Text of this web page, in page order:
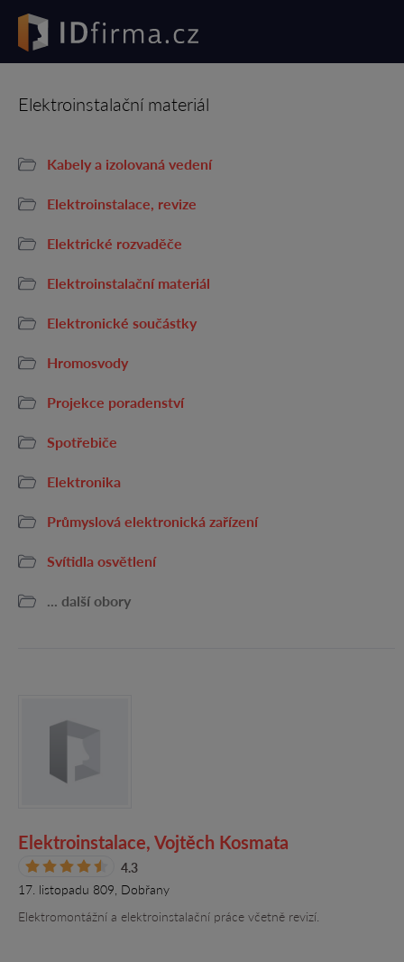
Elektroinstalační materiál
Kabely a izolovaná vedení
Elektroinstalace, revize
Elektrické rozvaděče
Elektroinstalační materiál
Elektronické součástky
Hromosvody
Projekce poradenství
Spotřebiče
Elektronika
Průmyslová elektronická zařízení
Svítidla osvětlení
... další obory
Elektroinstalace, Vojtěch Kosmata
4.3
17. listopadu 809, Dobřany
Elektromontážní a elektroinstalační práce včetně revizí.